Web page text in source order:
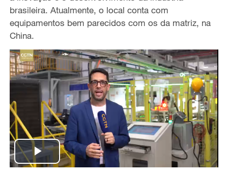
brasileira. Atualmente, o local conta com
equipamentos bem parecidos com os da matriz, na
China.
P